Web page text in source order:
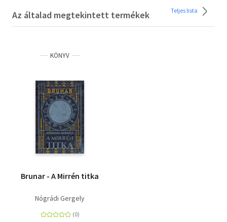
Az általad megtekintett termékek Teljes lista
KÖNYV
Brunar - A Mirrén titka
Nógrádi Gergely